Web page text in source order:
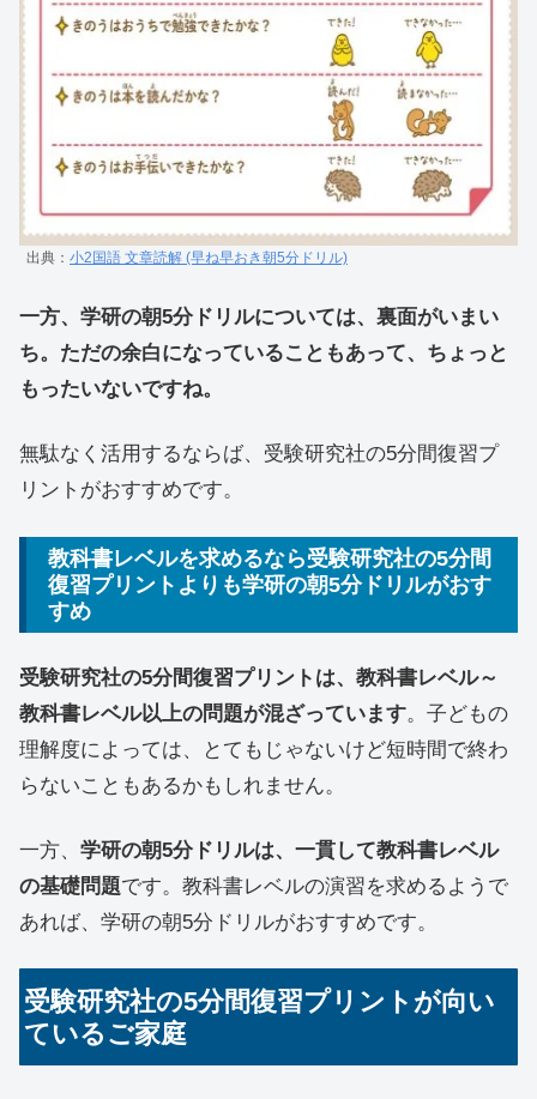
出典： 小2国語 文章読解 (早ね早おき朝5分ドリル)
一方、学研の朝5分ドリルについては、裏面がいまい
ち。ただの余白になっていることもあって、ちょっと
もったいないですね。
無駄なく活用するならば、受験研究社の5分間復習プ
リントがおすすめです。
教科書レベルを求めるなら受験研究社の5分間
復習プリントよりも学研の朝5分ドリルがおす
すめ
受験研究社の5分間復習プリントは、教科書レベル～
教科書レベル以上の問題が混ざっています。子どもの
理解度によっては、とてもじゃないけど短時間で終わ
らないこともあるかもしれません。
一方、 学研の朝5分ドリルは、一貫して教科書レベル
の基礎問題です。教科書レベルの演習を求めるようで
あれば、学研の朝5分ドリルがおすすめです。
受験研究社の5分間復習プリントが向い
ているご家庭